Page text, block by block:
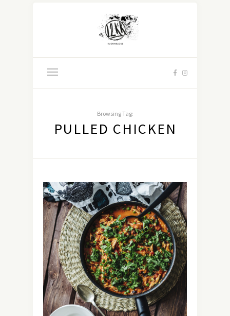
Browsing Tag:
PULLED CHICKEN